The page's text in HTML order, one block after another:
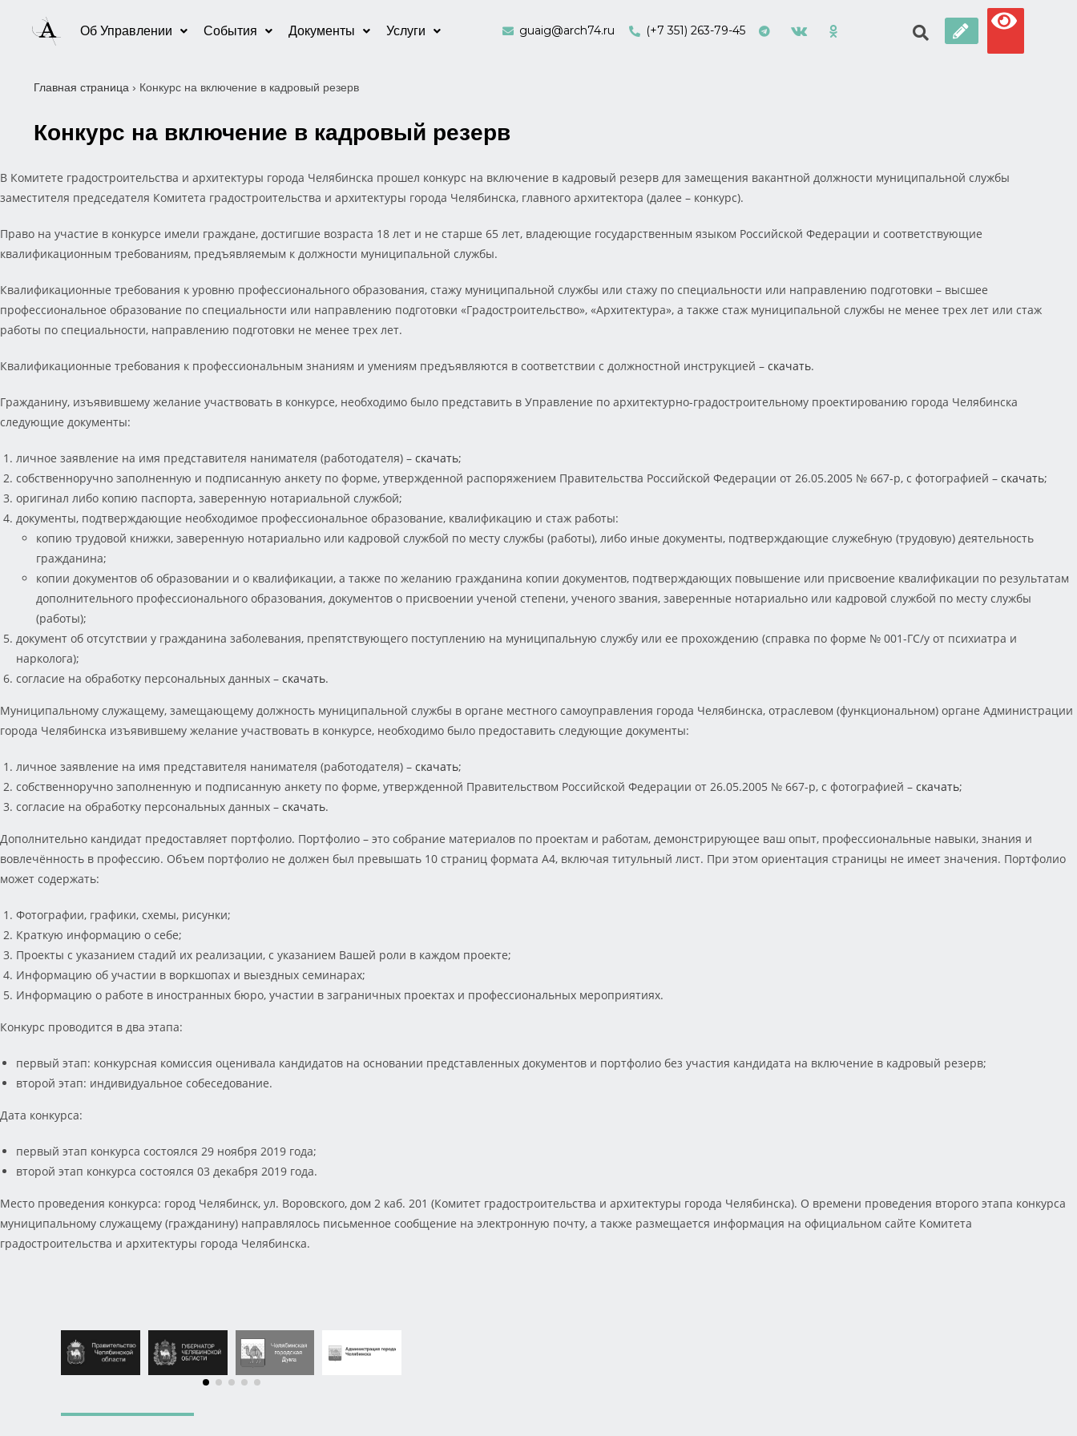
Об Управлении События Документы Услуги guaig@arch74.ru (+7 351) 263-79-45
Главная страница › Конкурс на включение в кадровый резерв
Конкурс на включение в кадровый резерв
В Комитете градостроительства и архитектуры города Челябинска прошел конкурс на включение в кадровый резерв для замещения вакантной должности муниципальной службы
заместителя председателя Комитета градостроительства и архитектуры города Челябинска, главного архитектора (далее – конкурс).
Право на участие в конкурсе имели граждане, достигшие возраста 18 лет и не старше 65 лет, владеющие государственным языком Российской Федерации и соответствующие
квалификационным требованиям, предъявляемым к должности муниципальной службы.
Квалификационные требования к уровню профессионального образования, стажу муниципальной службы или стажу по специальности или направлению подготовки – высшее
профессиональное образование по специальности или направлению подготовки «Градостроительство», «Архитектура», а также стаж муниципальной службы не менее трех лет или стаж
работы по специальности, направлению подготовки не менее трех лет.
Квалификационные требования к профессиональным знаниям и умениям предъявляются в соответствии с должностной инструкцией – скачать.
Гражданину, изъявившему желание участвовать в конкурсе, необходимо было представить в Управление по архитектурно-градостроительному проектированию города Челябинска
следующие документы:
личное заявление на имя представителя нанимателя (работодателя) – скачать;
собственноручно заполненную и подписанную анкету по форме, утвержденной распоряжением Правительства Российской Федерации от 26.05.2005 № 667-р, с фотографией – скачать;
оригинал либо копию паспорта, заверенную нотариальной службой;
документы, подтверждающие необходимое профессиональное образование, квалификацию и стаж работы:
копию трудовой книжки, заверенную нотариально или кадровой службой по месту службы (работы), либо иные документы, подтверждающие служебную (трудовую) деятельность
гражданина;
копии документов об образовании и о квалификации, а также по желанию гражданина копии документов, подтверждающих повышение или присвоение квалификации по результатам
дополнительного профессионального образования, документов о присвоении ученой степени, ученого звания, заверенные нотариально или кадровой службой по месту службы
(работы);
документ об отсутствии у гражданина заболевания, препятствующего поступлению на муниципальную службу или ее прохождению (справка по форме № 001-ГС/у от психиатра и
нарколога);
согласие на обработку персональных данных – скачать.
Муниципальному служащему, замещающему должность муниципальной службы в органе местного самоуправления города Челябинска, отраслевом (функциональном) органе Администрации
города Челябинска изъявившему желание участвовать в конкурсе, необходимо было предоставить следующие документы:
личное заявление на имя представителя нанимателя (работодателя) – скачать;
собственноручно заполненную и подписанную анкету по форме, утвержденной Правительством Российской Федерации от 26.05.2005 № 667-р, с фотографией – скачать;
согласие на обработку персональных данных – скачать.
Дополнительно кандидат предоставляет портфолио. Портфолио – это собрание материалов по проектам и работам, демонстрирующее ваш опыт, профессиональные навыки, знания и
вовлечённость в профессию. Объем портфолио не должен был превышать 10 страниц формата А4, включая титульный лист. При этом ориентация страницы не имеет значения. Портфолио
может содержать:
Фотографии, графики, схемы, рисунки;
Краткую информацию о себе;
Проекты с указанием стадий их реализации, с указанием Вашей роли в каждом проекте;
Информацию об участии в воркшопах и выездных семинарах;
Информацию о работе в иностранных бюро, участии в заграничных проектах и профессиональных мероприятиях.
Конкурс проводится в два этапа:
первый этап: конкурсная комиссия оценивала кандидатов на основании представленных документов и портфолио без участия кандидата на включение в кадровый резерв;
второй этап: индивидуальное собеседование.
Дата конкурса:
первый этап конкурса состоялся 29 ноября 2019 года;
второй этап конкурса состоялся 03 декабря 2019 года.
Место проведения конкурса: город Челябинск, ул. Воровского, дом 2 каб. 201 (Комитет градостроительства и архитектуры города Челябинска). О времени проведения второго этапа конкурса
муниципальному служащему (гражданину) направлялось письменное сообщение на электронную почту, а также размещается информация на официальном сайте Комитета
градостроительства и архитектуры города Челябинска.